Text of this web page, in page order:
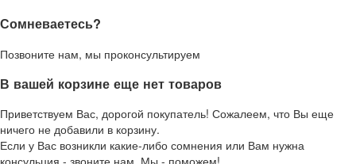
Сомневаетесь?
Позвоните нам, мы проконсультируем
В вашей корзине еще нет товаров
Приветствуем Вас, дорогой покупатель! Сожалеем, что Вы еще
ничего не добавили в корзину.
Если у Вас возникли какие-либо сомнения или Вам нужна